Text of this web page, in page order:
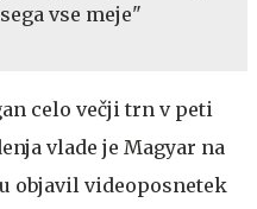
vse meje"
celo večji trn v peti
vlade je Magyar na
objavil videoposnetek